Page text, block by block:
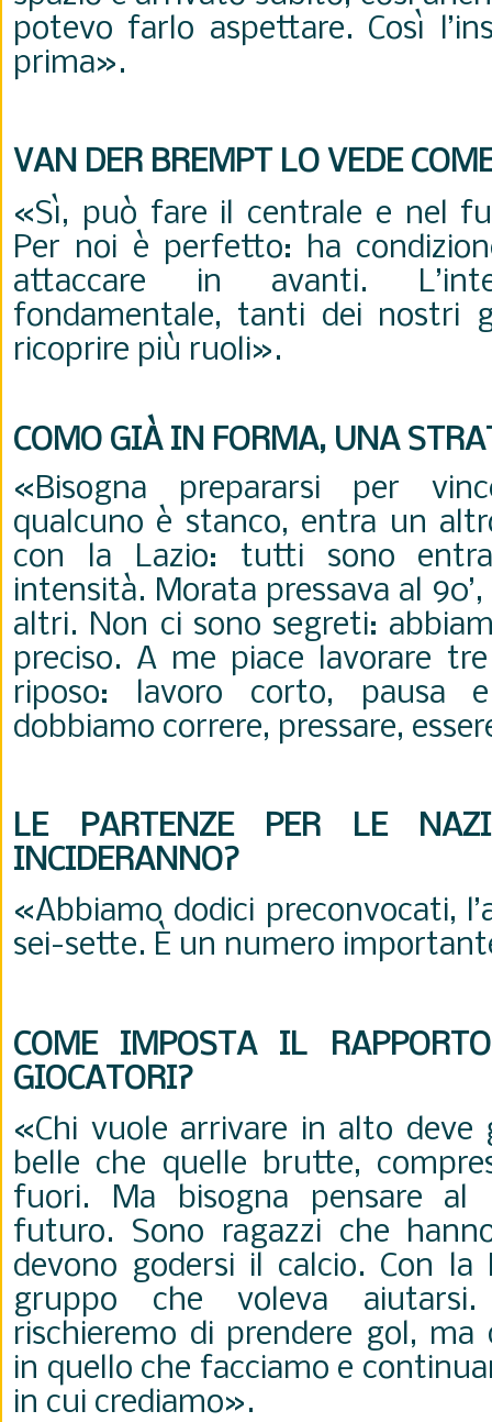
potevo farlo aspettare. Così
prima».
VAN DER BREMPT LO VEDE
«Sì, può fare il centrale e nel
Per noi è perfetto: ha
attaccare in avanti.
fondamentale, tanti dei nostri
ricoprire più ruoli».
COMO GIÀ IN FORMA, UNA
«Bisogna prepararsi per
qualcuno è stanco, entra un
con la Lazio: tutti sono
intensità. Morata pressava al
altri. Non ci sono segreti:
preciso. A me piace lavorare
riposo: lavoro corto, pausa
dobbiamo correre, pressare,
LE PARTENZE PER LE
INCIDERANNO?
«Abbiamo dodici preconvocati,
sei-sette. È un numero
COME IMPOSTA IL
GIOCATORI?
«Chi vuole arrivare in alto deve
belle che quelle brutte,
fuori. Ma bisogna pensare al
futuro. Sono ragazzi che
devono godersi il calcio. Con
gruppo che voleva aiutarsi.
rischieremo di prendere gol, ma
in quello che facciamo e
in cui crediamo».